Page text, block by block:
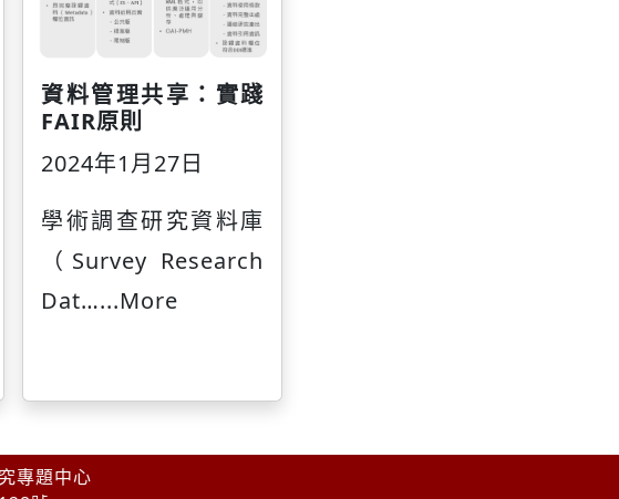
資料管理共享：實踐
FAIR原則
2024年1月27日
學術調查研究資料庫
（Survey Research
Dat…...More
專題中心